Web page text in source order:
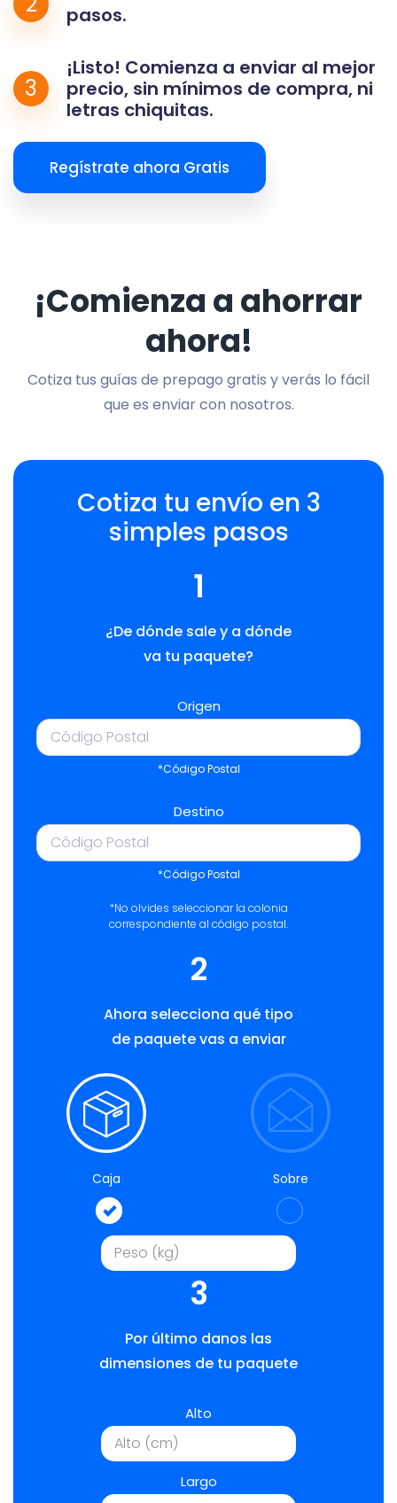
pasos.
3
¡Listo! Comienza a enviar al mejor
precio, sin mínimos de compra, ni
letras chiquitas.
Regístrate ahora Gratis
¡Comienza a ahorrar
ahora!
Cotiza tus guías de prepago gratis y verás lo fácil
que es enviar con nosotros.
Cotiza tu envío en 3
simples pasos
1
¿De dónde sale y a dónde
va tu paquete?
Origen
*Código Postal
Destino
*Código Postal
*No olvides seleccionar la colonia
correspondiente al código postal.
2
Ahora selecciona qué tipo
de paquete vas a enviar
Caja Sobre
3
Por último danos las
dimensiones de tu paquete
Alto
Largo